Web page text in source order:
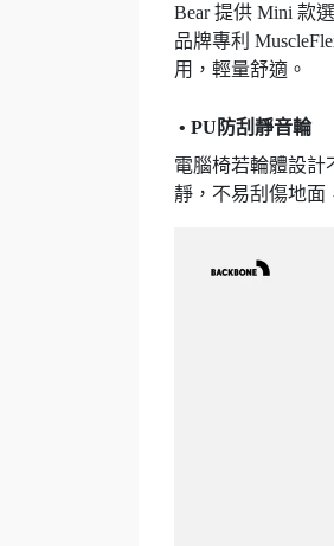
Bear 提供 Mini 款
品牌專利
用，輕量舒適。
• PU防刮靜音輪
電腦椅若輪體設計
靜，不易刮傷地面